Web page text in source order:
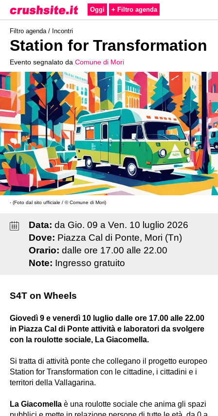
Oggi + Filtro agenda
Filtro agenda / Incontri
Station for Transformation
Evento segnalato da Comune di Mori
- (Foto dal sito ufficiale / © Comune di Mori)
Data: da Gio. 09 a Ven. 10 luglio 2026
Dove: Piazza Cal di Ponte, Mori (Tn)
Orario: dalle ore 17.00 alle 22.00
Note: Ingresso gratuito
S4T on Wheels
Giovedì 9 e venerdì 10 luglio dalle ore 17.00 alle 22.00
in Piazza Cal di Ponte attività e laboratori da svolgere
con la roulotte sociale, La Giacomella.
Si tratta di attività ponte che collegano il progetto europeo
Station for Transformation con le cittadine, i cittadini e i
territori della Vallagarina.
La Giacomella è una roulotte sociale che anima gli spazi